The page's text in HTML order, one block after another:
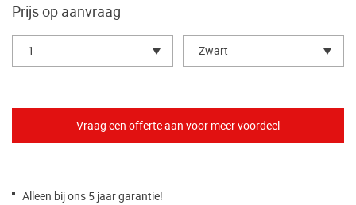
Prijs op aanvraag
1 Zwart
Alleen bij ons 5 jaar garantie!